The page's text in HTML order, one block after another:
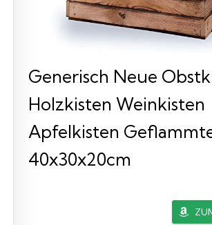
Generisch Neue
Holzkisten Weinkisten
Apfelkisten
40x30x20cm